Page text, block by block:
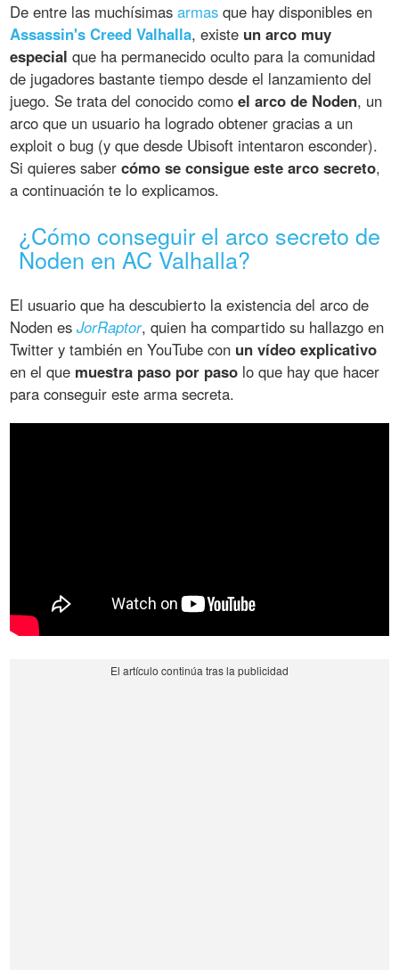
De entre las muchísimasarmas que hay disponibles en
Assassin's Creed Valhalla, existe un arco muy
especial que ha permanecido oculto para la comunidad
de jugadores bastante tiempo desde el lanzamiento del
juego. Se trata del conocido comoel arco de Noden, un
arco que un usuario ha logrado obtener gracias a un
exploit o bug (y que desde Ubisoft intentaron esconder).
Si quieres sabercómo se consigue este arco secreto,
a continuación te lo explicamos.
¿Cómo conseguir el arco secreto de
Noden en AC Valhalla?
El usuario que ha descubierto la existencia del arco de
Noden esJorRaptor, quien ha compartido su hallazgo en
Twitter y también en YouTube con un vídeo explicativo
en el que muestra paso por paso lo que hay que hacer
para conseguir este arma secreta.